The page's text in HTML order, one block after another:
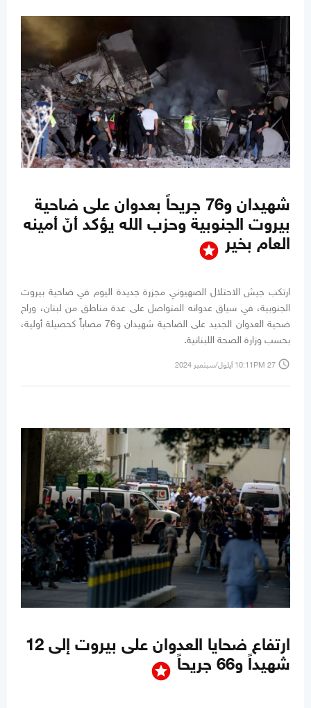
شهيدان و76 جريحاً بعدوان على ضاحية
بيروت الجنوبية وحزب الله يؤكد أنّ أمينه
العام بخير stars
ارتكب جيش الاحتلال الصهيوني مجزرة جديدة اليوم في ضاحية بيروت
الجنوبية، في سياق عدوانه المتواصل على عدة مناطق من لبنان، وراح
ضحية العدوان الجديد على الضاحية شهيدان و76 مصاباً كحصيلة أولية،
بحسب وزارة الصحة اللبنانية.
access_time 10:11PM 27 أيلول/سبتمبر 2024
ارتفاع ضحايا العدوان على بيروت إلى 12
شهيداً و66 جريحاً
stars